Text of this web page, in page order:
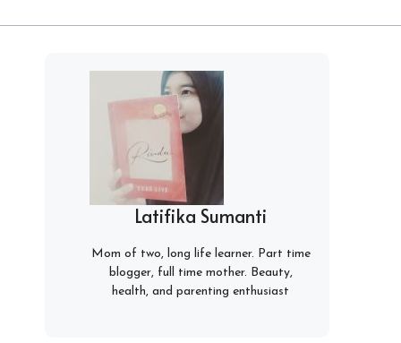
Latifika Sumanti
Mom of two, long life learner. Part time
blogger, full time mother. Beauty,
health, and parenting enthusiast